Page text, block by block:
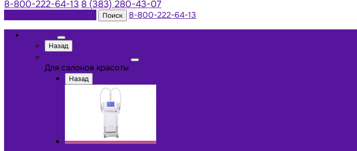
8-800-222-64-13 8 (383) 280-43-07
Поиск
8-800-222-64-13
Назад
Для салонов красоты
Назад